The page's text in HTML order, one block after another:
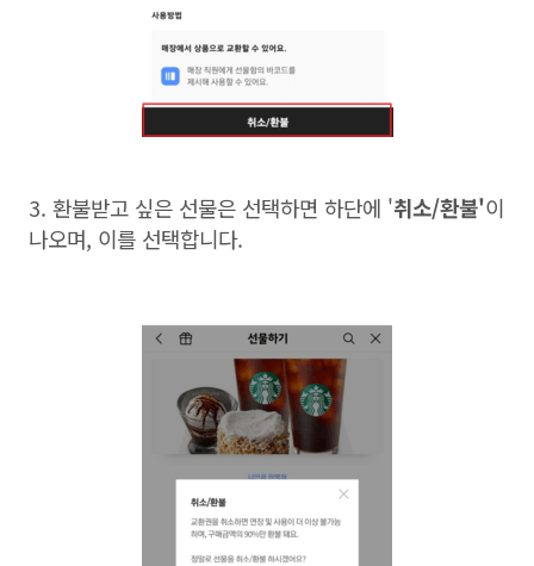
3. 환불받고 싶은 선물은 선택하면 하단에 '취소/환불'이
나오며, 이를 선택합니다.